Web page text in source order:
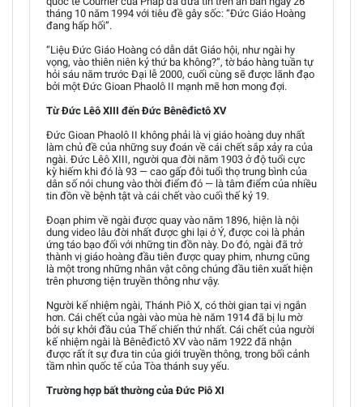
tháng 10 năm 1994 với tiêu đề gây sốc: “Đức Giáo Hoàng
đang hấp hối”.
“Liệu Đức Giáo Hoàng có dẫn dắt Giáo hội, như ngài hy
vọng, vào thiên niên kỷ thứ ba không?”, tờ báo hàng tuần tự
hỏi sáu năm trước Đại lễ 2000, cuối cùng sẽ được lãnh đạo
bởi một Đức Gioan Phaolô II mạnh mẽ hơn mong đợi.
Từ Đức Lêô XIII đến Đức Bênêđictô XV
Đức Gioan Phaolô II không phải là vị giáo hoàng duy nhất
làm chủ đề của những suy đoán về cái chết sắp xảy ra của
ngài. Đức Lêô XIII, người qua đời năm 1903 ở độ tuổi cực
kỳ hiếm khi đó là 93 — cao gấp đôi tuổi thọ trung bình của
dân số nói chung vào thời điểm đó — là tâm điểm của nhiều
tin đồn về bệnh tật và cái chết vào cuối thế kỷ 19.
Đoạn phim về ngài được quay vào năm 1896, hiện là nội
dung video lâu đời nhất được ghi lại ở Ý, được coi là phản
ứng táo bạo đối với những tin đồn này. Do đó, ngài đã trở
thành vị giáo hoàng đầu tiên được quay phim, nhưng cũng
là một trong những nhân vật công chúng đầu tiên xuất hiện
trên phương tiện truyền thông như vậy.
Người kế nhiệm ngài, Thánh Piô X, có thời gian tại vị ngắn
hơn. Cái chết của ngài vào mùa hè năm 1914 đã bị lu mờ
bởi sự khởi đầu của Thế chiến thứ nhất. Cái chết của người
kế nhiệm ngài là Bênêđictô XV vào năm 1922 đã nhận
được rất ít sự đưa tin của giới truyền thông, trong bối cảnh
tầm nhìn quốc tế của Tòa thánh suy yếu.
Trường hợp bất thường của Đức Piô XI